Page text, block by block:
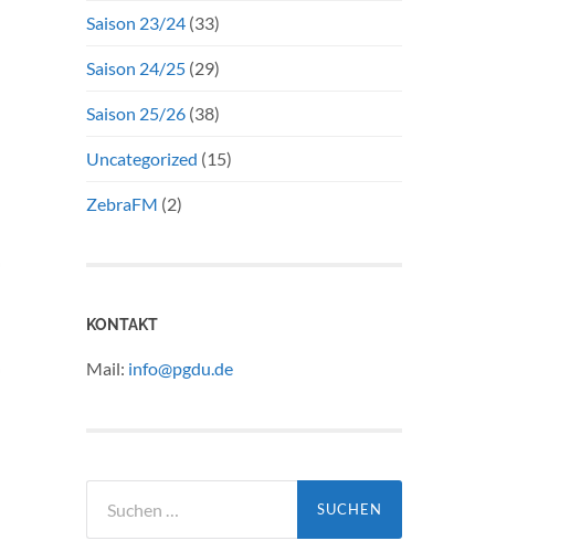
Saison 23/24 (33)
Saison 24/25 (29)
Saison 25/26 (38)
Uncategorized (15)
ZebraFM (2)
KONTAKT
Mail: info@pgdu.de
nach: